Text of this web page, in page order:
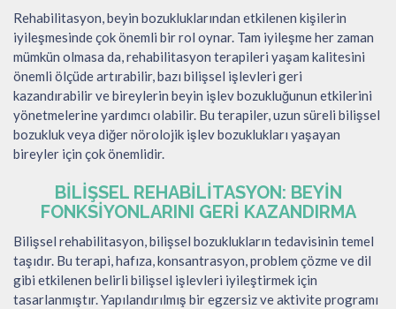
Rehabilitasyon, beyin bozukluklarından etkilenen kişilerin
iyileşmesinde çok önemli bir rol oynar. Tam iyileşme her zaman
mümkün olmasa da, rehabilitasyon terapileri yaşam kalitesini
önemli ölçüde artırabilir, bazı bilişsel işlevleri geri
kazandırabilir ve bireylerin beyin işlev bozukluğunun etkilerini
yönetmelerine yardımcı olabilir. Bu terapiler, uzun süreli bilişsel
bozukluk veya diğer nörolojik işlev bozuklukları yaşayan
bireyler için çok önemlidir.
BILIŞSEL REHABILITASYON: BEYIN
FONKSIYONLARINI GERI KAZANDIRMA
Bilişsel rehabilitasyon, bilişsel bozuklukların tedavisinin temel
taşıdır. Bu terapi, hafıza, konsantrasyon, problem çözme ve dil
gibi etkilenen belirli bilişsel işlevleri iyileştirmek için
tasarlanmıştır. Yapılandırılmış bir egzersiz ve aktivite programı